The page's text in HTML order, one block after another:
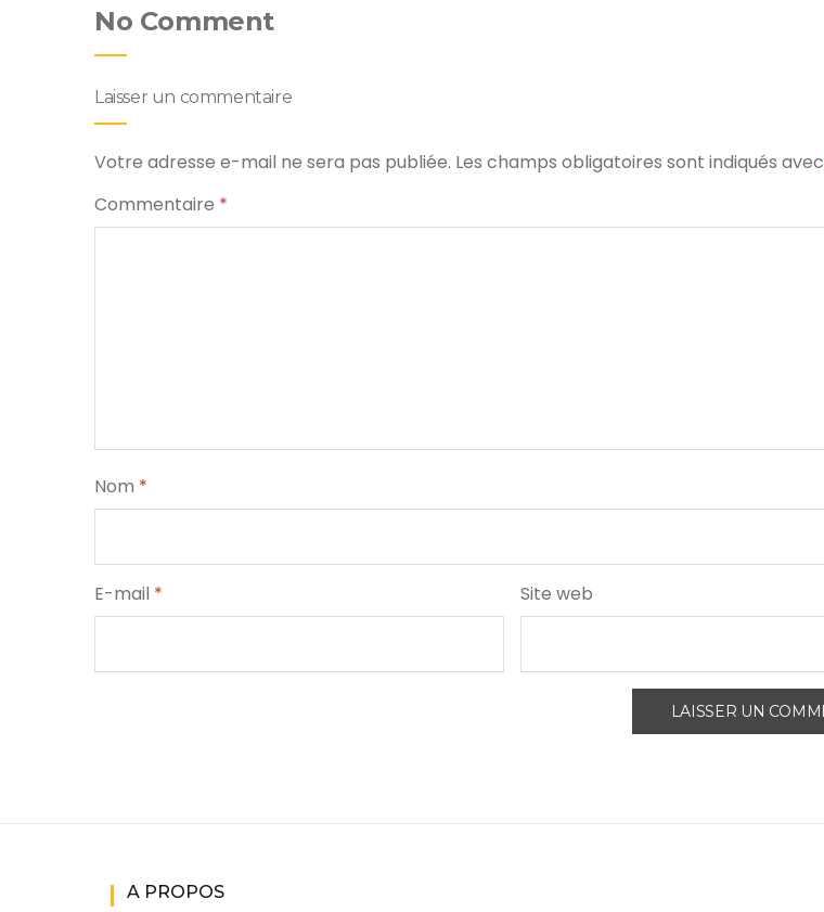
No Comment
Laisser un commentaire
Votre adresse e-mail ne sera pas publiée. Les champs obligatoires sont indiqués avec
Commentaire *
Nom *
E-mail * Site web
A PROPOS